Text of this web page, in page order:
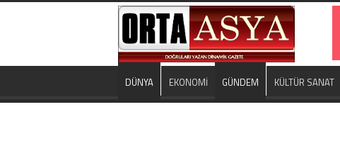
DÜNYA EKONOMİ GÜNDEM KÜLTÜR SANAT